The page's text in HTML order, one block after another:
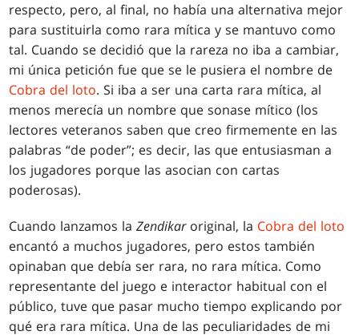
respecto, pero, al final, no había una alternativa mejor
para sustituirla como rara mítica y se mantuvo como
tal. Cuando se decidió que la rareza no iba a cambiar,
mi única petición fue que se le pusiera el nombre de
Cobra del loto. Si iba a ser una carta rara mítica, al
menos merecía un nombre que sonase mítico (los
lectores veteranos saben que creo firmemente en las
palabras “de poder”; es decir, las que entusiasman a
los jugadores porque las asocian con cartas
poderosas).
Cuando lanzamos laZendikar original, la Cobra del loto
encantó a muchos jugadores, pero estos también
opinaban que debía ser rara, no rara mítica. Como
representante del juego e interactor habitual con el
público, tuve que pasar mucho tiempo explicando por
qué era rara mítica. Una de las peculiaridades de mi